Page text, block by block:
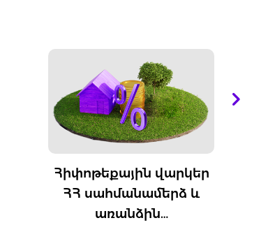
Հիփոթեքային վարկեր
ՀՀ սահմանամերձ և
առանձին…